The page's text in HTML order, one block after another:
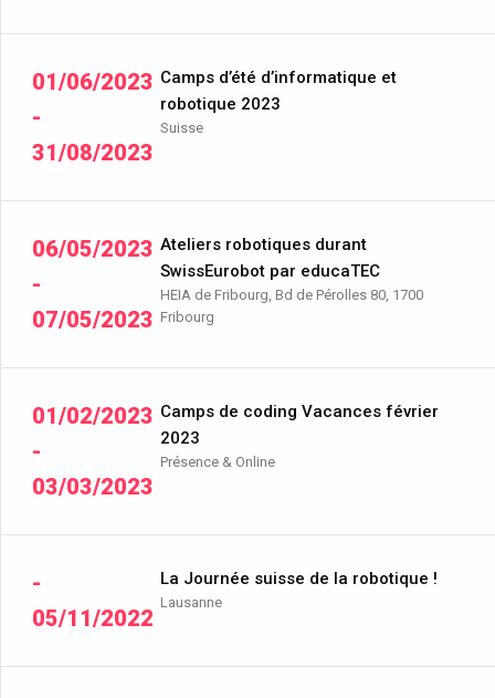
01/06/2023
-
31/08/2023
Camps d’été d’informatique et
robotique 2023
Suisse
06/05/2023
-
07/05/2023
Ateliers robotiques durant
SwissEurobot par educaTEC
HEIA de Fribourg, Bd de Pérolles 80, 1700
Fribourg
01/02/2023
-
03/03/2023
Camps de coding Vacances février
2023
Présence & Online
-
05/11/2022
La Journée suisse de la robotique !
Lausanne